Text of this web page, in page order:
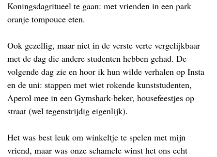
Koningsdagritueel te gaan: met vrienden in een park
oranje tompouce eten.
Ook gezellig, maar niet in de verste verte vergelijkbaar
met de dag die andere studenten hebben gehad. De
volgende dag zie en hoor ik hun wilde verhalen op Insta
en de uni: stappen met wiet rokende kunststudenten,
Aperol mee in een Gymshark-beker, housefeestjes op
straat (wel tegenstrijdig eigenlijk).
Het was best leuk om winkeltje te spelen met mijn
vriend, maar was onze schamele winst het ons echt